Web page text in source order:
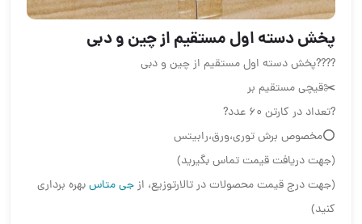
پخش دسته اول مستقیم از چین و دبی️
????پخش دسته اول مستقیم از چین و دبی
✂️قیچی مستقیم بر
?تعداد در کارتن 60 عدد?
⭕مخصوص برش توری،ورق،رابیتس
(جهت دریافت قیمت تماس بگیرید)
(جهت درج قیمت محصولات در تالارتوزیع، ازجی متاسبهره برداری
کنید)